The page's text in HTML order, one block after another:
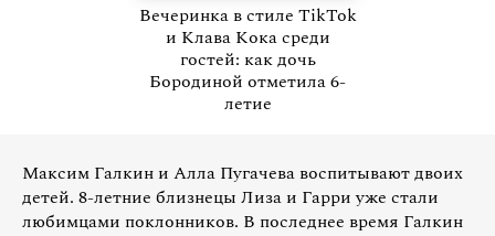
Вечеринка в стиле TikTok
и Клава Кока среди
гостей: как дочь
Бородиной отметила 6-
летие
Максим Галкин и Алла Пугачева воспитывают двоих
детей. 8-летние близнецы Лиза и Гарри уже стали
любимцами поклонников. В последнее время Галкин